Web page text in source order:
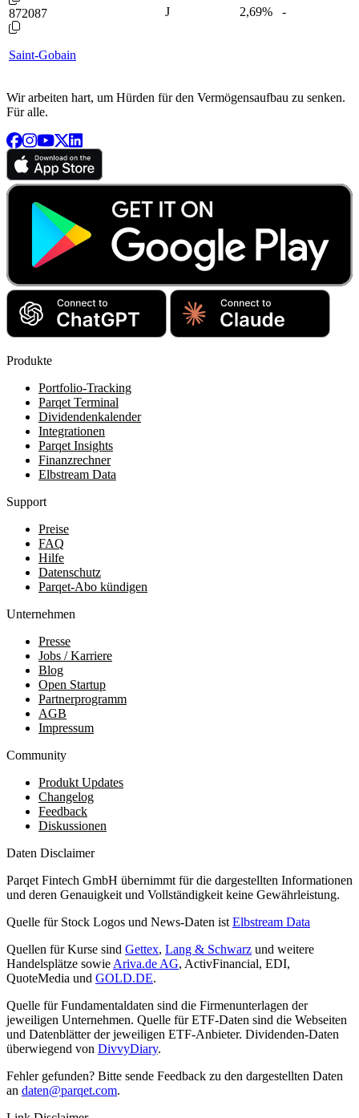
872087
Saint-Gobain
J 2,69% -
Wir arbeiten hart, um Hürden für den Vermögensaufbau zu senken.
Für alle.
Produkte
Portfolio-Tracking
Parqet Terminal
Dividendenkalender
Integrationen
Parqet Insights
Finanzrechner
Elbstream Data
Support
Preise
FAQ
Hilfe
Datenschutz
Parqet-Abo kündigen
Unternehmen
Presse
Jobs / Karriere
Blog
Open Startup
Partnerprogramm
AGB
Impressum
Community
Produkt Updates
Changelog
Feedback
Diskussionen
Daten Disclaimer
Parqet Fintech GmbH übernimmt für die dargestellten Informationen
und deren Genauigkeit und Vollständigkeit keine Gewährleistung.
Quelle für Stock Logos und News-Daten ist Elbstream Data
Quellen für Kurse sind Gettex, Lang & Schwarz und weitere
Handelsplätze sowie Ariva.de AG, ActivFinancial, EDI,
QuoteMedia und GOLD.DE.
Quelle für Fundamentaldaten sind die Firmenunterlagen der
jeweiligen Unternehmen. Quelle für ETF-Daten sind die Webseiten
und Datenblätter der jeweiligen ETF-Anbieter. Dividenden-Daten
überwiegend von DivvyDiary.
Fehler gefunden? Bitte sende Feedback zu den dargestellten Daten
an daten@parqet.com.